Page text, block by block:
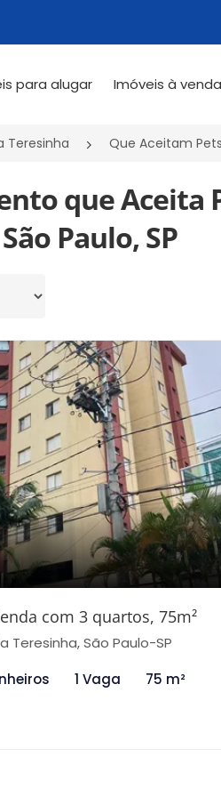
para alugar Imóveis à venda
Teresinha Que Aceitam Pets
que Aceita
Paulo, SP
com 3 quartos, 75m²
Teresinha, São Paulo-SP
1 Vaga 75 m²